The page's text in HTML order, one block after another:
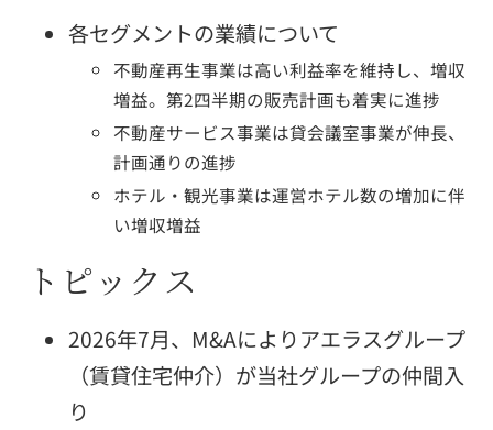
「人の想い」「人の物語」をつづる
オフィシャルブログ
日本語 English
サイトのご利用について
個人情報保護方針
各セグメントの業績について
不動産再生事業は高い利益率を維持し、増収
増益。第2四半期の販売計画も着実に進捗
不動産サービス事業は貸会議室事業が伸長、
計画通りの進捗
ホテル・観光事業は運営ホテル数の増加に伴
い増収増益
トピックス
2026年7月、M&Aによりアエラスグループ
（賃貸住宅仲介）が当社グループの仲間入
り